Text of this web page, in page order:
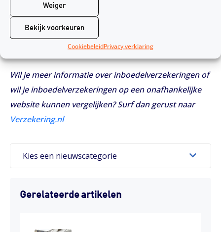
Weiger
Bekijk voorkeuren
CookiebeleidPrivacy verklaring
helemaal dicht te doen en je sloten goed te
controleren. Inbrekers werken liever niet in het licht
en goede sloten zorgen er nog meer voor dat ze
Wil je meer informatie over inboedelverzekeringen of
wil je inboedelverzekeringen op een onafhankelijke
website kunnen vergelijken? Surf dan gerust naar
Verzekering.nl
Kies een nieuwscategorie
Gerelateerde artikelen